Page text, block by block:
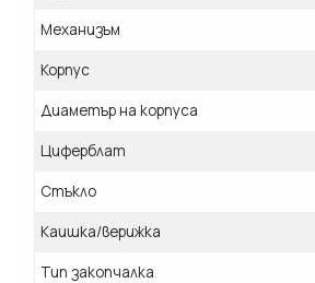
Механизъм
Корпус
Диаметър на корпуса
Циферблат
Стъкло
Каишка/верижка
Тип закопчалка